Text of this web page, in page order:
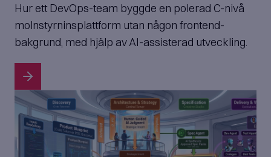
Hur ett DevOps-team byggde en polerad C-nivå
molnstyrninsplattform utan någon frontend-
bakgrund, med hjälp av AI-assisterad utveckling.